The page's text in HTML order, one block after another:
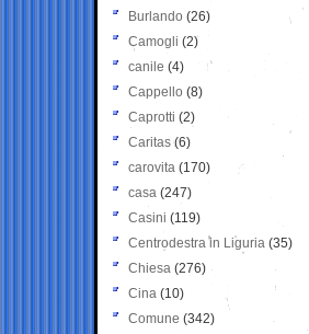
Burlando (26)
Camogli (2)
canile (4)
Cappello (8)
Caprotti (2)
Caritas (6)
carovita (170)
casa (247)
Casini (119)
Centrodestra in Liguria (35)
Chiesa (276)
Cina (10)
Comune (342)